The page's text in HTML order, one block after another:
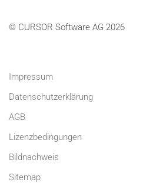
© CURSOR Software AG 2026
Impressum
Datenschutzerklärung
AGB
Lizenzbedingungen
Bildnachweis
Sitemap